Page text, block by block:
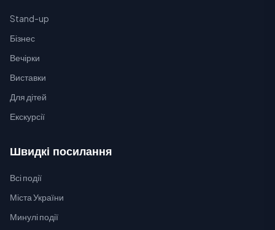
Stand-up
Бізнес
Вечірки
Виставки
Для дітей
Екскурсії
Швидкі посилання
Всі події
Міста України
Минулі події